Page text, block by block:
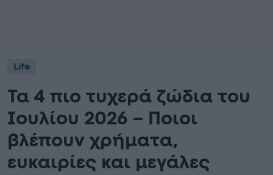
Life
Τα 4 πιο τυχερά ζώδια του
Ιουλίου 2026 – Ποιοι
βλέπουν χρήματα,
ευκαιρίες και μεγάλες